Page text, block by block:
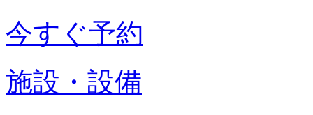
今すぐ予約
施設・設備